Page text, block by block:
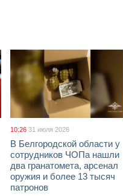
10:26 31 июля 2026
В Белгородской области у
сотрудников ЧОПа нашли
два гранатомета, арсенал
оружия и более 13 тысяч
патронов